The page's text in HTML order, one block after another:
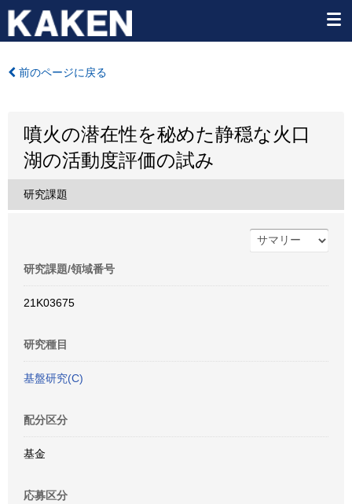
前のページに戻る
噴火の潜在性を秘めた静穏な火口
湖の活動度評価の試み
研究課題
研究課題/領域番号
21K03675
研究種目
基盤研究(C)
配分区分
基金
応募区分